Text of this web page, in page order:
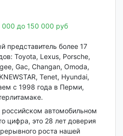
000 до 150 000 руб
представитель более 17
Toyota, Lexus, Porsche,
Gac, Changan, Omoda,
Tenet, Hyundai,
с 1998 года в Перми,
российском автомобильном
цифра, это 28 лет доверия
роста нашей